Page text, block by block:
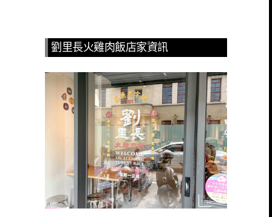
劉里長火雞肉飯店家資訊